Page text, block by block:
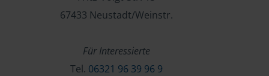
67433 Neustadt/Weinstr.
Für Interessierte
Tel. 06321 96 39 96 9